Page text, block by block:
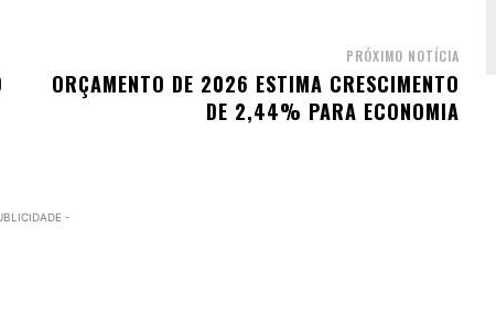
PRÓXIMO NOTÍCIA
ORÇAMENTO DE 2026 ESTIMA CRESCIMENTO
DE 2,44% PARA ECONOMIA
-